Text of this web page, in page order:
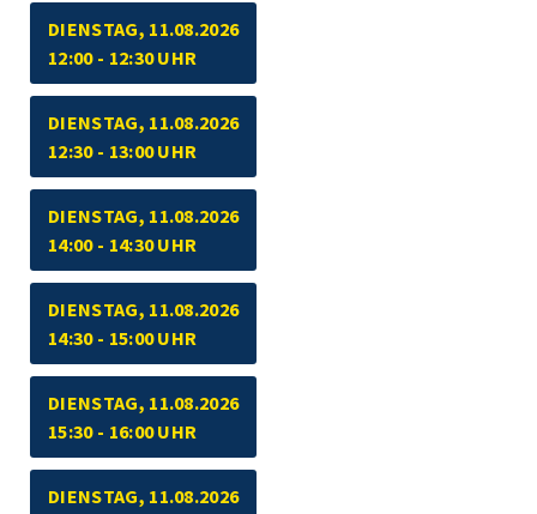
DIENSTAG, 11.08.2026
12:00 - 12:30 UHR
DIENSTAG, 11.08.2026
12:30 - 13:00 UHR
DIENSTAG, 11.08.2026
14:00 - 14:30 UHR
DIENSTAG, 11.08.2026
14:30 - 15:00 UHR
DIENSTAG, 11.08.2026
15:30 - 16:00 UHR
DIENSTAG, 11.08.2026